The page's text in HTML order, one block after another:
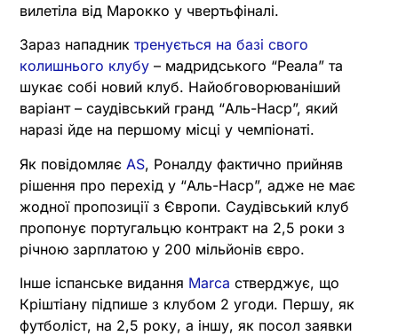
вилетіла від Марокко у чвертьфіналі.
Зараз нападник тренується на базі свого
колишнього клубу – мадридського “Реала” та
шукає собі новий клуб. Найобговорюваніший
варіант – саудівський гранд “Аль-Наср”, який
наразі йде на першому місці у чемпіонаті.
Як повідомляє AS, Роналду фактично прийняв
рішення про перехід у “Аль-Наср”, адже не має
жодної пропозиції з Європи. Саудівський клуб
пропонує португальцю контракт на 2,5 роки з
річною зарплатою у 200 мільйонів євро.
Інше іспанське видання Marca стверджує, що
Кріштіану підпише з клубом 2 угоди. Першу, як
футболіст, на 2,5 року, а іншу, як посол заявки